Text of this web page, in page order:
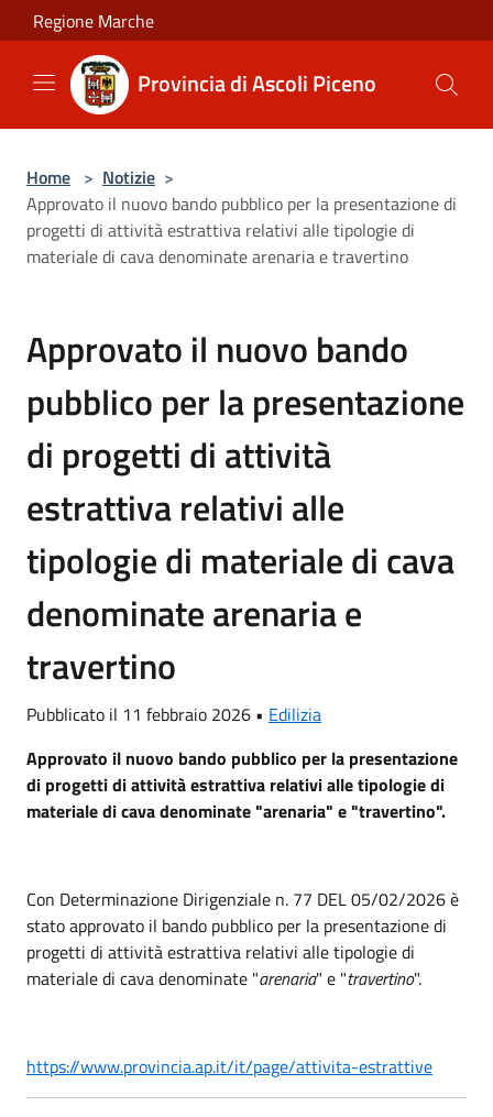
Salta al contenuto principale
Regione Marche
Provincia di Ascoli Piceno
Home > Notizie >
Approvato il nuovo bando pubblico per la presentazione di
progetti di attività estrattiva relativi alle tipologie di
materiale di cava denominate arenaria e travertino
Approvato il nuovo bando
pubblico per la presentazione
di progetti di attività
estrattiva relativi alle
tipologie di materiale di cava
denominate arenaria e
travertino
Pubblicato il 11 febbraio 2026 • Edilizia
Approvato il nuovo bando pubblico per la presentazione
di progetti di attività estrattiva relativi alle tipologie di
materiale di cava denominate "arenaria" e "travertino".
Con Determinazione Dirigenziale n. 77 DEL 05/02/2026 è
stato approvato il bando pubblico per la presentazione di
progetti di attività estrattiva relativi alle tipologie di
materiale di cava denominate "arenaria" e "travertino".
https://www.provincia.ap.it/it/page/attivita-estrattive